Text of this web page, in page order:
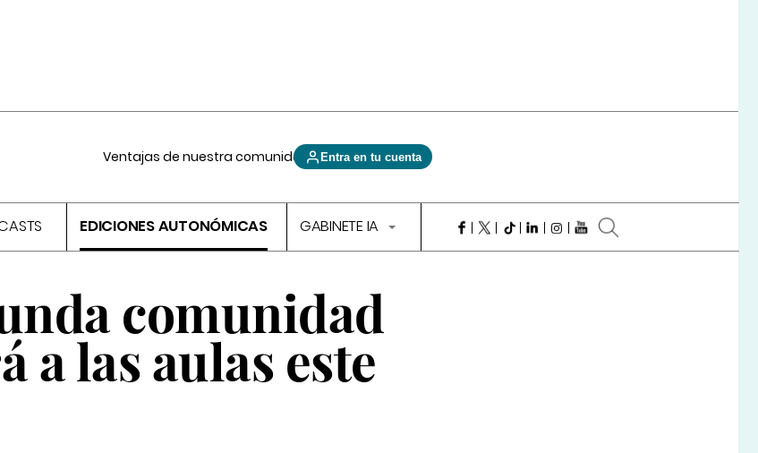
Ventajas de nuestra comunidad Entra en tu cuenta
EDICIONES AUTONÓMICAS GABINETE IA
comunidad
a las aulas este